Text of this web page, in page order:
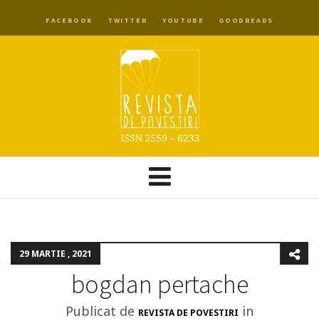
FACEBOOK TWITTER YOUTUBE GOODREADS
29 MARTIE , 2021
bogdan pertache
Publicat de REVISTA DE POVESTIRI in